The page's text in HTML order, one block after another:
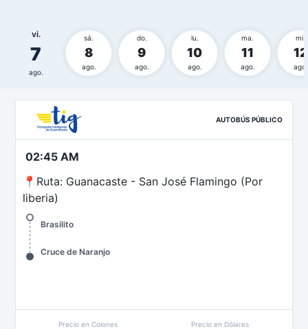
vi.
7
ago.
sá.
8
ago.
do.
9
ago.
lu.
10
ago.
ma.
11
ago.
mi.
12
ago.
AUTOBÚS PÚBLICO
02:45 AM
📍Ruta: Guanacaste - San José Flamingo (Por
liberia)
Brasilito
Cruce de Naranjo
Precio en Colones Precio en Dólares